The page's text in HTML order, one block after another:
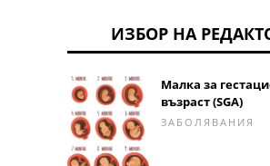
ИЗБОР НА
Малка за
възраст (SGA)
ЗАБОЛЯВАНИЯ